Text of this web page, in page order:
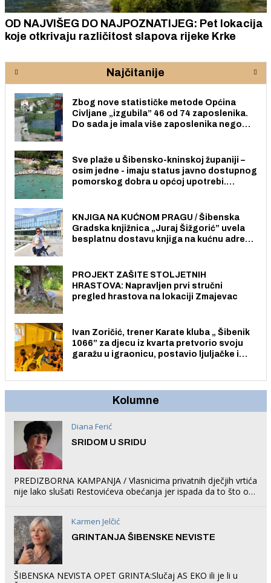
OD NAJVIŠEG DO NAJPOZNATIJEG: Pet lokacija
koje otkrivaju različitost slapova rijeke Krke
Najčitanije
Zbog nove statističke metode Općina
Civljane „izgubila” 46 od 74 zaposlenika.
Do sada je imala više zaposlenika nego
Sve plaže u Šibensko-kninskoj županiji –
osim jedne - imaju status javno dostupnog
pomorskog dobra u općoj upotrebi.
KNJIGA NA KUĆNOM PRAGU / Šibenska
Gradska knjižnica „Juraj Šižgorić” uvela
besplatnu dostavu knjiga na kućnu adresu
PROJEKT ZAŠITE STOLJETNIH
HRASTOVA: Napravljen prvi stručni
pregled hrastova na lokaciji Zmajevac
Ivan Zoričić, trener Karate kluba „ Šibenik
1066” za djecu iz kvarta pretvorio svoju
garažu u igraonicu, postavio ljuljačke i
Kolumne
Diana Ferić
SRIDOM U SRIDU
PREDIZBORNA KAMPANJA / Vlasnicima privatnih dječjih vrtića
nije lako slušati Restovićeva obećanja jer ispada da to što oni
Karmen Jelčić
GRINTANJA ŠIBENSKE NEVISTE
ŠIBENSKA NEVISTA OPET GRINTA:Slučaj AS EKO ili je li u